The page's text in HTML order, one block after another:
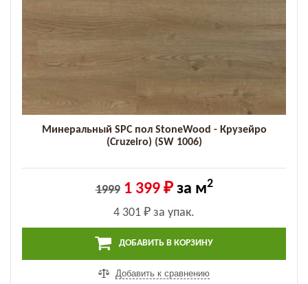
Минеральный SPC пол StoneWood - Крузейро
(Cruzeiro) (SW 1006)
1999 1 399 ₽за м2
4 301 ₽ за упак.
ДОБАВИТЬ В КОРЗИНУ
Добавить к сравнению